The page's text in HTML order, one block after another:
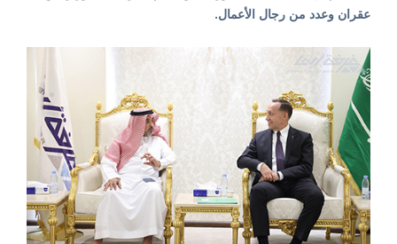
عقران وعدد من رجال الأعمال.